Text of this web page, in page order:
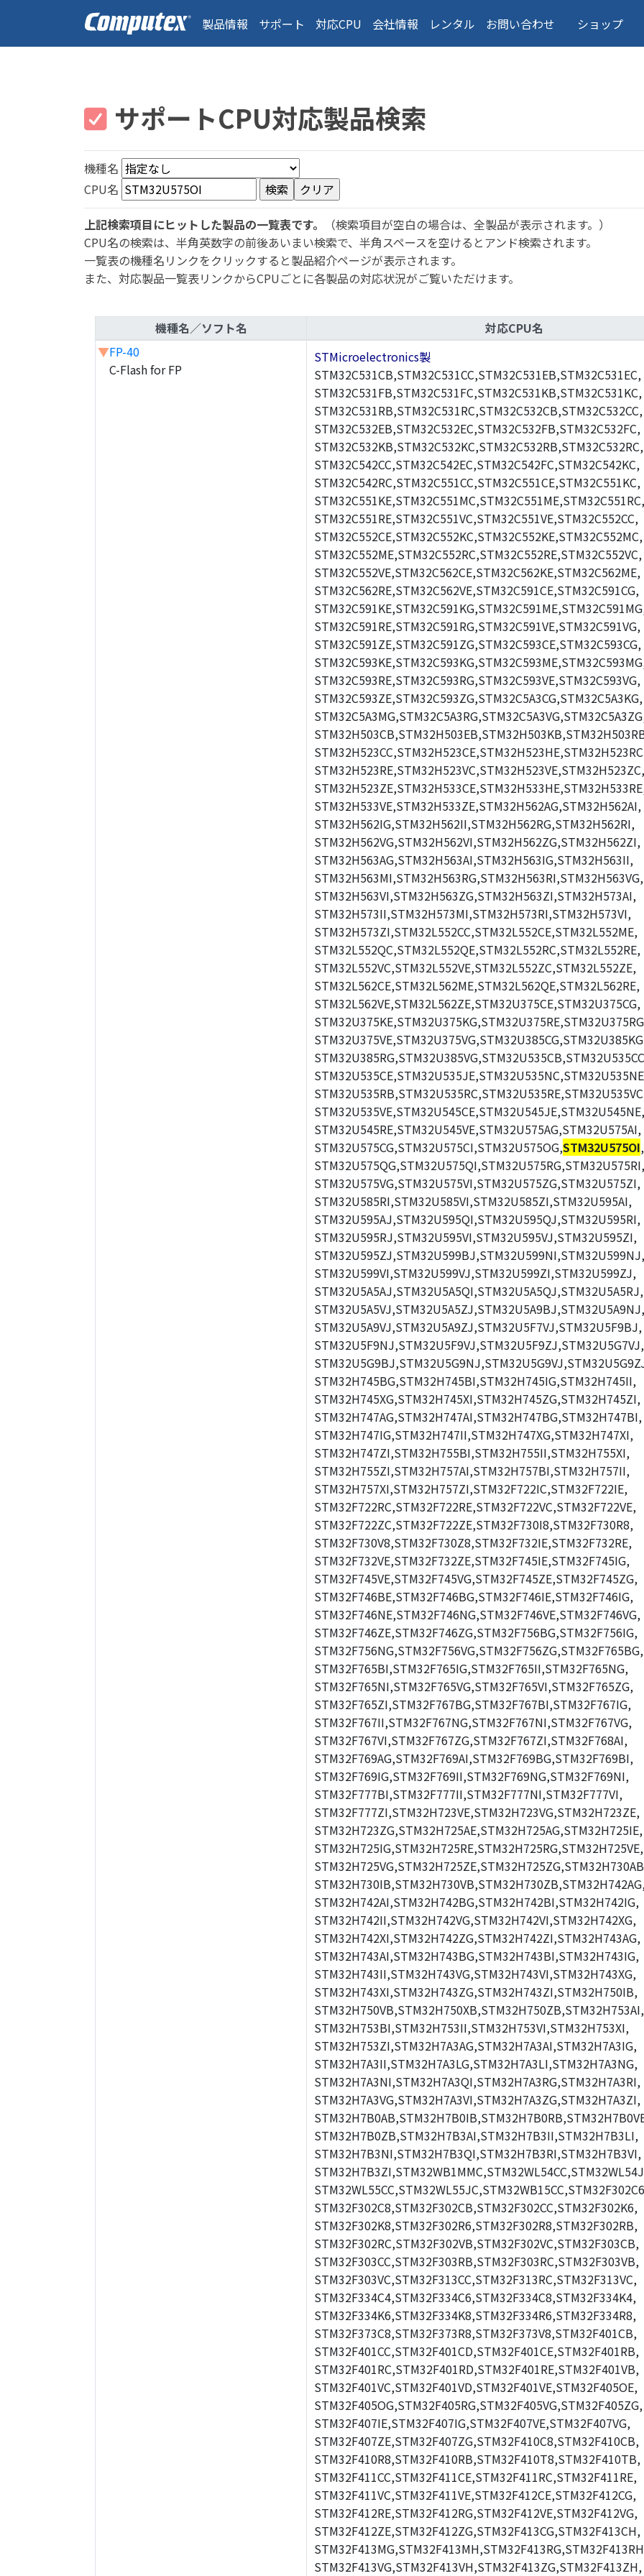
製品情報 サポート 対応CPU 会社情報 レンタル お問い合わせ ショップ
サポートCPU対応製品検索
機種名
CPU名
上記検索項目にヒットした製品の一覧表です。
（検索項目が空白の場合は、全製品が表示されます。）
CPU名の検索は、半角英数字の前後あいまい検索で、半角スペースを空けるとアンド検索されます。
一覧表の機種名リンクをクリックすると製品紹介ページが表示されます。
また、対応製品一覧表リンクからCPUごとに各製品の対応状況がご覧いただけます。
機種名／ソフト名
対応CPU名
▼FP-40
C-Flash for FP
STMicroelectronics製
STM32C531CB,STM32C531CC,STM32C531EB,STM32C531EC,
STM32C531FB,STM32C531FC,STM32C531KB,STM32C531KC,
STM32C531RB,STM32C531RC,STM32C532CB,STM32C532CC,
STM32C532EB,STM32C532EC,STM32C532FB,STM32C532FC,
STM32C532KB,STM32C532KC,STM32C532RB,STM32C532RC,
STM32C542CC,STM32C542EC,STM32C542FC,STM32C542KC,
STM32C542RC,STM32C551CC,STM32C551CE,STM32C551KC,
STM32C551KE,STM32C551MC,STM32C551ME,STM32C551RC,
STM32C551RE,STM32C551VC,STM32C551VE,STM32C552CC,
STM32C552CE,STM32C552KC,STM32C552KE,STM32C552MC,
STM32C552ME,STM32C552RC,STM32C552RE,STM32C552VC,
STM32C552VE,STM32C562CE,STM32C562KE,STM32C562ME,
STM32C562RE,STM32C562VE,STM32C591CE,STM32C591CG,
STM32C591RE,STM32C591RG,STM32C591VE,STM32C591VG,
STM32C591ZE,STM32C591ZG,STM32C593CE,STM32C593CG,
STM32C593RE,STM32C593RG,STM32C593VE,STM32C593VG,
STM32C593ZE,STM32C593ZG,STM32C5A3CG,STM32C5A3KG,
STM32H523RE,STM32H523VC,STM32H523VE,STM32H523ZC,
STM32H533VE,STM32H533ZE,STM32H562AG,STM32H562AI,
STM32H562IG,STM32H562II,STM32H562RG,STM32H562RI,
STM32H562VG,STM32H562VI,STM32H562ZG,STM32H562ZI,
STM32H563AG,STM32H563AI,STM32H563IG,STM32H563II,
STM32H563MI,STM32H563RG,STM32H563RI,STM32H563VG,
STM32H563VI,STM32H563ZG,STM32H563ZI,STM32H573AI,
STM32H573II,STM32H573MI,STM32H573RI,STM32H573VI,
STM32H573ZI,STM32L552CC,STM32L552CE,STM32L552ME,
STM32L552QC,STM32L552QE,STM32L552RC,STM32L552RE,
STM32L552VC,STM32L552VE,STM32L552ZC,STM32L552ZE,
STM32L562CE,STM32L562ME,STM32L562QE,STM32L562RE,
STM32L562VE,STM32L562ZE,STM32U375CE,STM32U375CG,
STM32U535VE,STM32U545CE,STM32U545JE,STM32U545NE,
STM32U545RE,STM32U545VE,STM32U575AG,STM32U575AI,
STM32U575CG,STM32U575CI,STM32U575OG,STM32U575OI,
STM32U575QG,STM32U575QI,STM32U575RG,STM32U575RI,
STM32U575VG,STM32U575VI,STM32U575ZG,STM32U575ZI,
STM32U585RI,STM32U585VI,STM32U585ZI,STM32U595AI,
STM32U595AJ,STM32U595QI,STM32U595QJ,STM32U595RI,
STM32U595RJ,STM32U595VI,STM32U595VJ,STM32U595ZI,
STM32U595ZJ,STM32U599BJ,STM32U599NI,STM32U599NJ,
STM32U599VI,STM32U599VJ,STM32U599ZI,STM32U599ZJ,
STM32U5A5AJ,STM32U5A5QI,STM32U5A5QJ,STM32U5A5RJ,
STM32U5A5VJ,STM32U5A5ZJ,STM32U5A9BJ,STM32U5A9NJ,
STM32U5A9VJ,STM32U5A9ZJ,STM32U5F7VJ,STM32U5F9BJ,
STM32U5F9NJ,STM32U5F9VJ,STM32U5F9ZJ,STM32U5G7VJ,
STM32H745BG,STM32H745BI,STM32H745IG,STM32H745II,
STM32H745XG,STM32H745XI,STM32H745ZG,STM32H745ZI,
STM32H747AG,STM32H747AI,STM32H747BG,STM32H747BI,
STM32H747IG,STM32H747II,STM32H747XG,STM32H747XI,
STM32H747ZI,STM32H755BI,STM32H755II,STM32H755XI,
STM32H755ZI,STM32H757AI,STM32H757BI,STM32H757II,
STM32H757XI,STM32H757ZI,STM32F722IC,STM32F722IE,
STM32F722RC,STM32F722RE,STM32F722VC,STM32F722VE,
STM32F722ZC,STM32F722ZE,STM32F730I8,STM32F730R8,
STM32F730V8,STM32F730Z8,STM32F732IE,STM32F732RE,
STM32F732VE,STM32F732ZE,STM32F745IE,STM32F745IG,
STM32F745VE,STM32F745VG,STM32F745ZE,STM32F745ZG,
STM32F746BE,STM32F746BG,STM32F746IE,STM32F746IG,
STM32F746NE,STM32F746NG,STM32F746VE,STM32F746VG,
STM32F746ZE,STM32F746ZG,STM32F756BG,STM32F756IG,
STM32F756NG,STM32F756VG,STM32F756ZG,STM32F765BG,
STM32F765BI,STM32F765IG,STM32F765II,STM32F765NG,
STM32F765NI,STM32F765VG,STM32F765VI,STM32F765ZG,
STM32F765ZI,STM32F767BG,STM32F767BI,STM32F767IG,
STM32F767II,STM32F767NG,STM32F767NI,STM32F767VG,
STM32F767VI,STM32F767ZG,STM32F767ZI,STM32F768AI,
STM32F769AG,STM32F769AI,STM32F769BG,STM32F769BI,
STM32F769IG,STM32F769II,STM32F769NG,STM32F769NI,
STM32F777BI,STM32F777II,STM32F777NI,STM32F777VI,
STM32F777ZI,STM32H723VE,STM32H723VG,STM32H723ZE,
STM32H723ZG,STM32H725AE,STM32H725AG,STM32H725IE,
STM32H725IG,STM32H725RE,STM32H725RG,STM32H725VE,
STM32H742AI,STM32H742BG,STM32H742BI,STM32H742IG,
STM32H742II,STM32H742VG,STM32H742VI,STM32H742XG,
STM32H742XI,STM32H742ZG,STM32H742ZI,STM32H743AG,
STM32H743AI,STM32H743BG,STM32H743BI,STM32H743IG,
STM32H743II,STM32H743VG,STM32H743VI,STM32H743XG,
STM32H743XI,STM32H743ZG,STM32H743ZI,STM32H750IB,
STM32H750VB,STM32H750XB,STM32H750ZB,STM32H753AI,
STM32H753BI,STM32H753II,STM32H753VI,STM32H753XI,
STM32H753ZI,STM32H7A3AG,STM32H7A3AI,STM32H7A3IG,
STM32H7A3II,STM32H7A3LG,STM32H7A3LI,STM32H7A3NG,
STM32H7A3NI,STM32H7A3QI,STM32H7A3RG,STM32H7A3RI,
STM32H7A3VG,STM32H7A3VI,STM32H7A3ZG,STM32H7A3ZI,
STM32H7B0ZB,STM32H7B3AI,STM32H7B3II,STM32H7B3LI,
STM32H7B3NI,STM32H7B3QI,STM32H7B3RI,STM32H7B3VI,
STM32F302C8,STM32F302CB,STM32F302CC,STM32F302K6,
STM32F302K8,STM32F302R6,STM32F302R8,STM32F302RB,
STM32F302RC,STM32F302VB,STM32F302VC,STM32F303CB,
STM32F303CC,STM32F303RB,STM32F303RC,STM32F303VB,
STM32F303VC,STM32F313CC,STM32F313RC,STM32F313VC,
STM32F334C4,STM32F334C6,STM32F334C8,STM32F334K4,
STM32F334K6,STM32F334K8,STM32F334R6,STM32F334R8,
STM32F373C8,STM32F373R8,STM32F373V8,STM32F401CB,
STM32F401CC,STM32F401CD,STM32F401CE,STM32F401RB,
STM32F401RC,STM32F401RD,STM32F401RE,STM32F401VB,
STM32F401VC,STM32F401VD,STM32F401VE,STM32F405OE,
STM32F405OG,STM32F405RG,STM32F405VG,STM32F405ZG,
STM32F407IE,STM32F407IG,STM32F407VE,STM32F407VG,
STM32F407ZE,STM32F407ZG,STM32F410C8,STM32F410CB,
STM32F410R8,STM32F410RB,STM32F410T8,STM32F410TB,
STM32F411CC,STM32F411CE,STM32F411RC,STM32F411RE,
STM32F411VC,STM32F411VE,STM32F412CE,STM32F412CG,
STM32F412RE,STM32F412RG,STM32F412VE,STM32F412VG,
STM32F412ZE,STM32F412ZG,STM32F413CG,STM32F413CH,
STM32F413VG,STM32F413VH,STM32F413ZG,STM32F413ZH,